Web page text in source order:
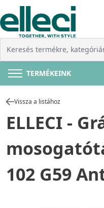
TERMÉKEINK
Vissza a listához
ELLECI -
102 G59